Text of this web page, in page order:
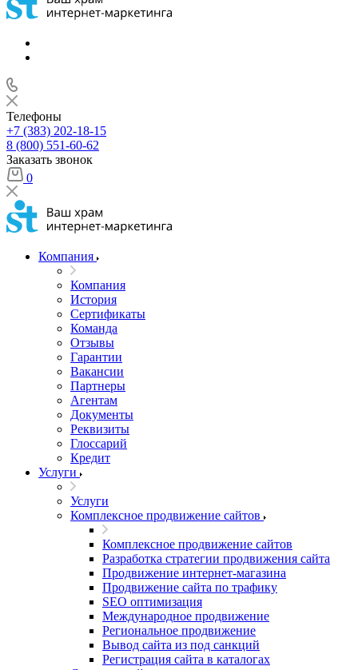
Телефоны
+7 (383) 202-18-15
8 (800) 551-60-62
Заказать звонок
0
Компания
Компания
История
Сертификаты
Команда
Отзывы
Гарантии
Вакансии
Партнеры
Агентам
Документы
Реквизиты
Глоссарий
Кредит
Услуги
Услуги
Комплексное продвижение сайтов
Комплексное продвижение сайтов
Разработка стратегии продвижения сайта
Продвижение интернет-магазина
Продвижение сайта по трафику
SEO оптимизация
Международное продвижение
Региональное продвижение
Вывод сайта из под санкций
Регистрация сайта в каталогах